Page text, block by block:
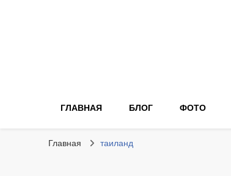
ГЛАВНАЯ БЛОГ ФОТО
Главная таиланд